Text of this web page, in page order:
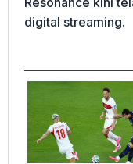
digital streaming.